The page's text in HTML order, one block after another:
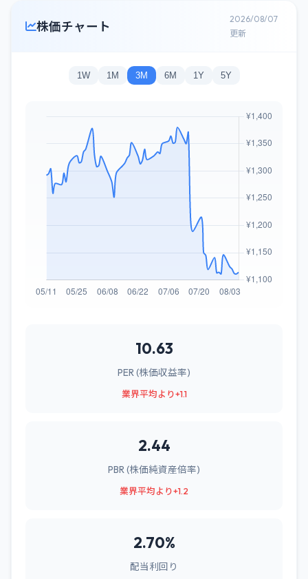
株価チャート
2026/08/07
更新
1W 1M 3M 6M 1Y 5Y
10.63
PER (株価収益率)
業界平均より+1.1
2.44
PBR (株価純資産倍率)
業界平均より+1.2
2.70%
配当利回り